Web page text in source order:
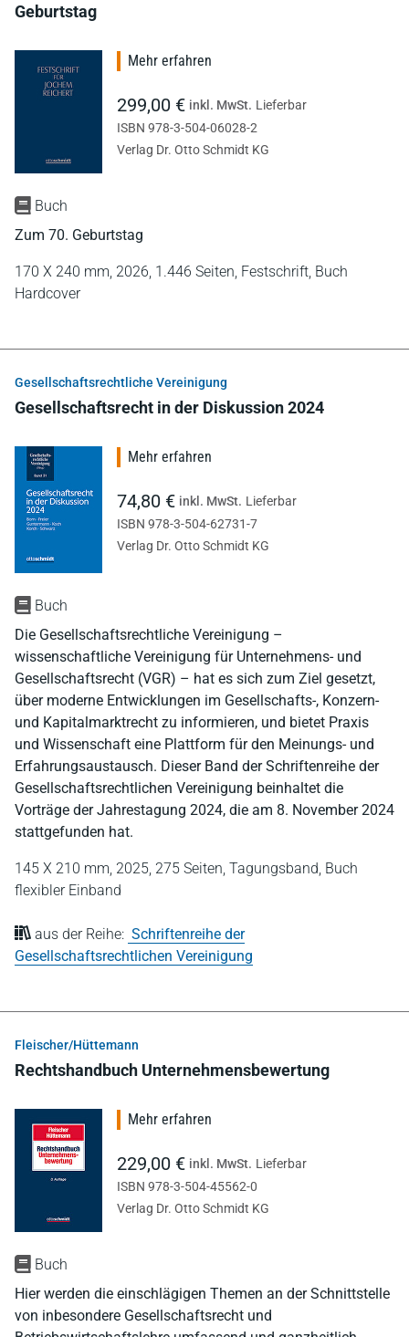
Geburtstag
Buch
Zum 70. Geburtstag
170 X 240 mm, 2026, 1.446 Seiten, Festschrift, Buch
Hardcover
Mehr erfahren
299,00 € inkl. MwSt. Lieferbar
ISBN 978-3-504-06028-2
Verlag Dr. Otto Schmidt KG
Gesellschaftsrechtliche Vereinigung
Gesellschaftsrecht in der Diskussion 2024
Buch
Die Gesellschaftsrechtliche Vereinigung –
wissenschaftliche Vereinigung für Unternehmens- und
Gesellschaftsrecht (VGR) – hat es sich zum Ziel gesetzt,
über moderne Entwicklungen im Gesellschafts-, Konzern-
und Kapitalmarktrecht zu informieren, und bietet Praxis
und Wissenschaft eine Plattform für den Meinungs- und
Erfahrungsaustausch. Dieser Band der Schriftenreihe der
Gesellschaftsrechtlichen Vereinigung beinhaltet die
Vorträge der Jahrestagung 2024, die am 8. November 2024
stattgefunden hat.
145 X 210 mm, 2025, 275 Seiten, Tagungsband, Buch
flexibler Einband
aus der Reihe: Schriftenreihe der
Gesellschaftsrechtlichen Vereinigung
Mehr erfahren
74,80 € inkl. MwSt. Lieferbar
ISBN 978-3-504-62731-7
Verlag Dr. Otto Schmidt KG
Fleischer/Hüttemann
Rechtshandbuch Unternehmensbewertung
Buch
Hier werden die einschlägigen Themen an der Schnittstelle
von inbesondere Gesellschaftsrecht und
Mehr erfahren
229,00 € inkl. MwSt. Lieferbar
ISBN 978-3-504-45562-0
Verlag Dr. Otto Schmidt KG